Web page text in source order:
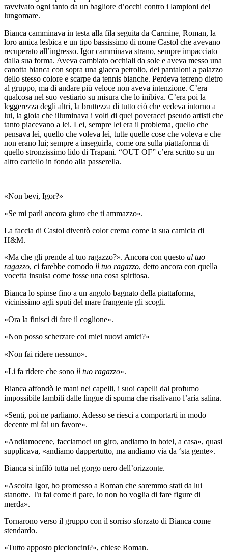
ravvivato ogni tanto da un bagliore d’occhi contro i lampioni del
lungomare.
Bianca camminava in testa alla fila seguita da Carmine, Roman, la
loro amica lesbica e un tipo bassissimo di nome Castol che avevano
recuperato all’ingresso. Igor camminava strano, sempre impacciato
dalla sua forma. Aveva cambiato occhiali da sole e aveva messo una
canotta bianca con sopra una giacca petrolio, dei pantaloni a palazzo
dello stesso colore e scarpe da tennis bianche. Perdeva terreno dietro
al gruppo, ma di andare più veloce non aveva intenzione. C’era
qualcosa nel suo vestiario su misura che lo inibiva. C’era poi la
leggerezza degli altri, la bruttezza di tutto ciò che vedeva intorno a
lui, la gioia che illuminava i volti di quei poveracci pseudo artisti che
tanto piacevano a lei. Lei, sempre lei era il problema, quello che
pensava lei, quello che voleva lei, tutte quelle cose che voleva e che
non erano lui; sempre a inseguirla, come ora sulla piattaforma di
quello stronzissimo lido di Trapani. “OUT OF” c’era scritto su un
altro cartello in fondo alla passerella.
«Non bevi, Igor?»
«Se mi parli ancora giuro che ti ammazzo».
La faccia di Castol diventò color crema come la sua camicia di
H&M.
«Ma che gli prende al tuo ragazzo?». Ancora con questo al tuo
ragazzo, ci farebbe comodo il tuo ragazzo, detto ancora con quella
vocetta insulsa come fosse una cosa spiritosa.
Bianca lo spinse fino a un angolo bagnato della piattaforma,
vicinissimo agli sputi del mare frangente gli scogli.
«Ora la finisci di fare il coglione».
«Non posso scherzare coi miei nuovi amici?»
«Non fai ridere nessuno».
«Li fa ridere che sono il tuo ragazzo».
Bianca affondò le mani nei capelli, i suoi capelli dal profumo
impossibile lambiti dalle lingue di spuma che risalivano l’aria salina.
«Senti, poi ne parliamo. Adesso se riesci a comportarti in modo
decente mi fai un favore».
«Andiamocene, facciamoci un giro, andiamo in hotel, a casa», quasi
supplicava, «andiamo dappertutto, ma andiamo via da ‘sta gente».
Bianca si infilò tutta nel gorgo nero dell’orizzonte.
«Ascolta Igor, ho promesso a Roman che saremmo stati da lui
stanotte. Tu fai come ti pare, io non ho voglia di fare figure di
merda».
Tornarono verso il gruppo con il sorriso sforzato di Bianca come
stendardo.
«Tutto apposto piccioncini?», chiese Roman.